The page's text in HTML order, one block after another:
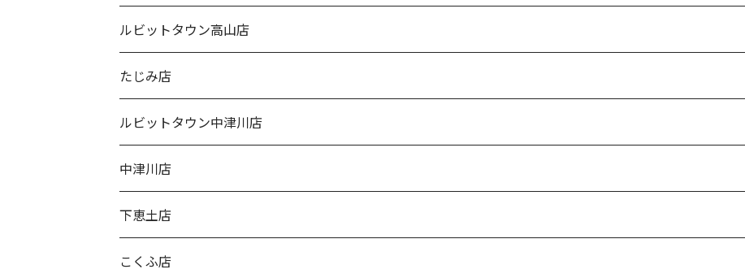
ルビットタウン高山店
たじみ店
ルビットタウン中津川店
中津川店
下恵土店
こくふ店